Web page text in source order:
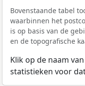
Bovenstaande tabel
waarbinnen het
is op basis van de
en de topografische
Klik op de naam
statistieken voor